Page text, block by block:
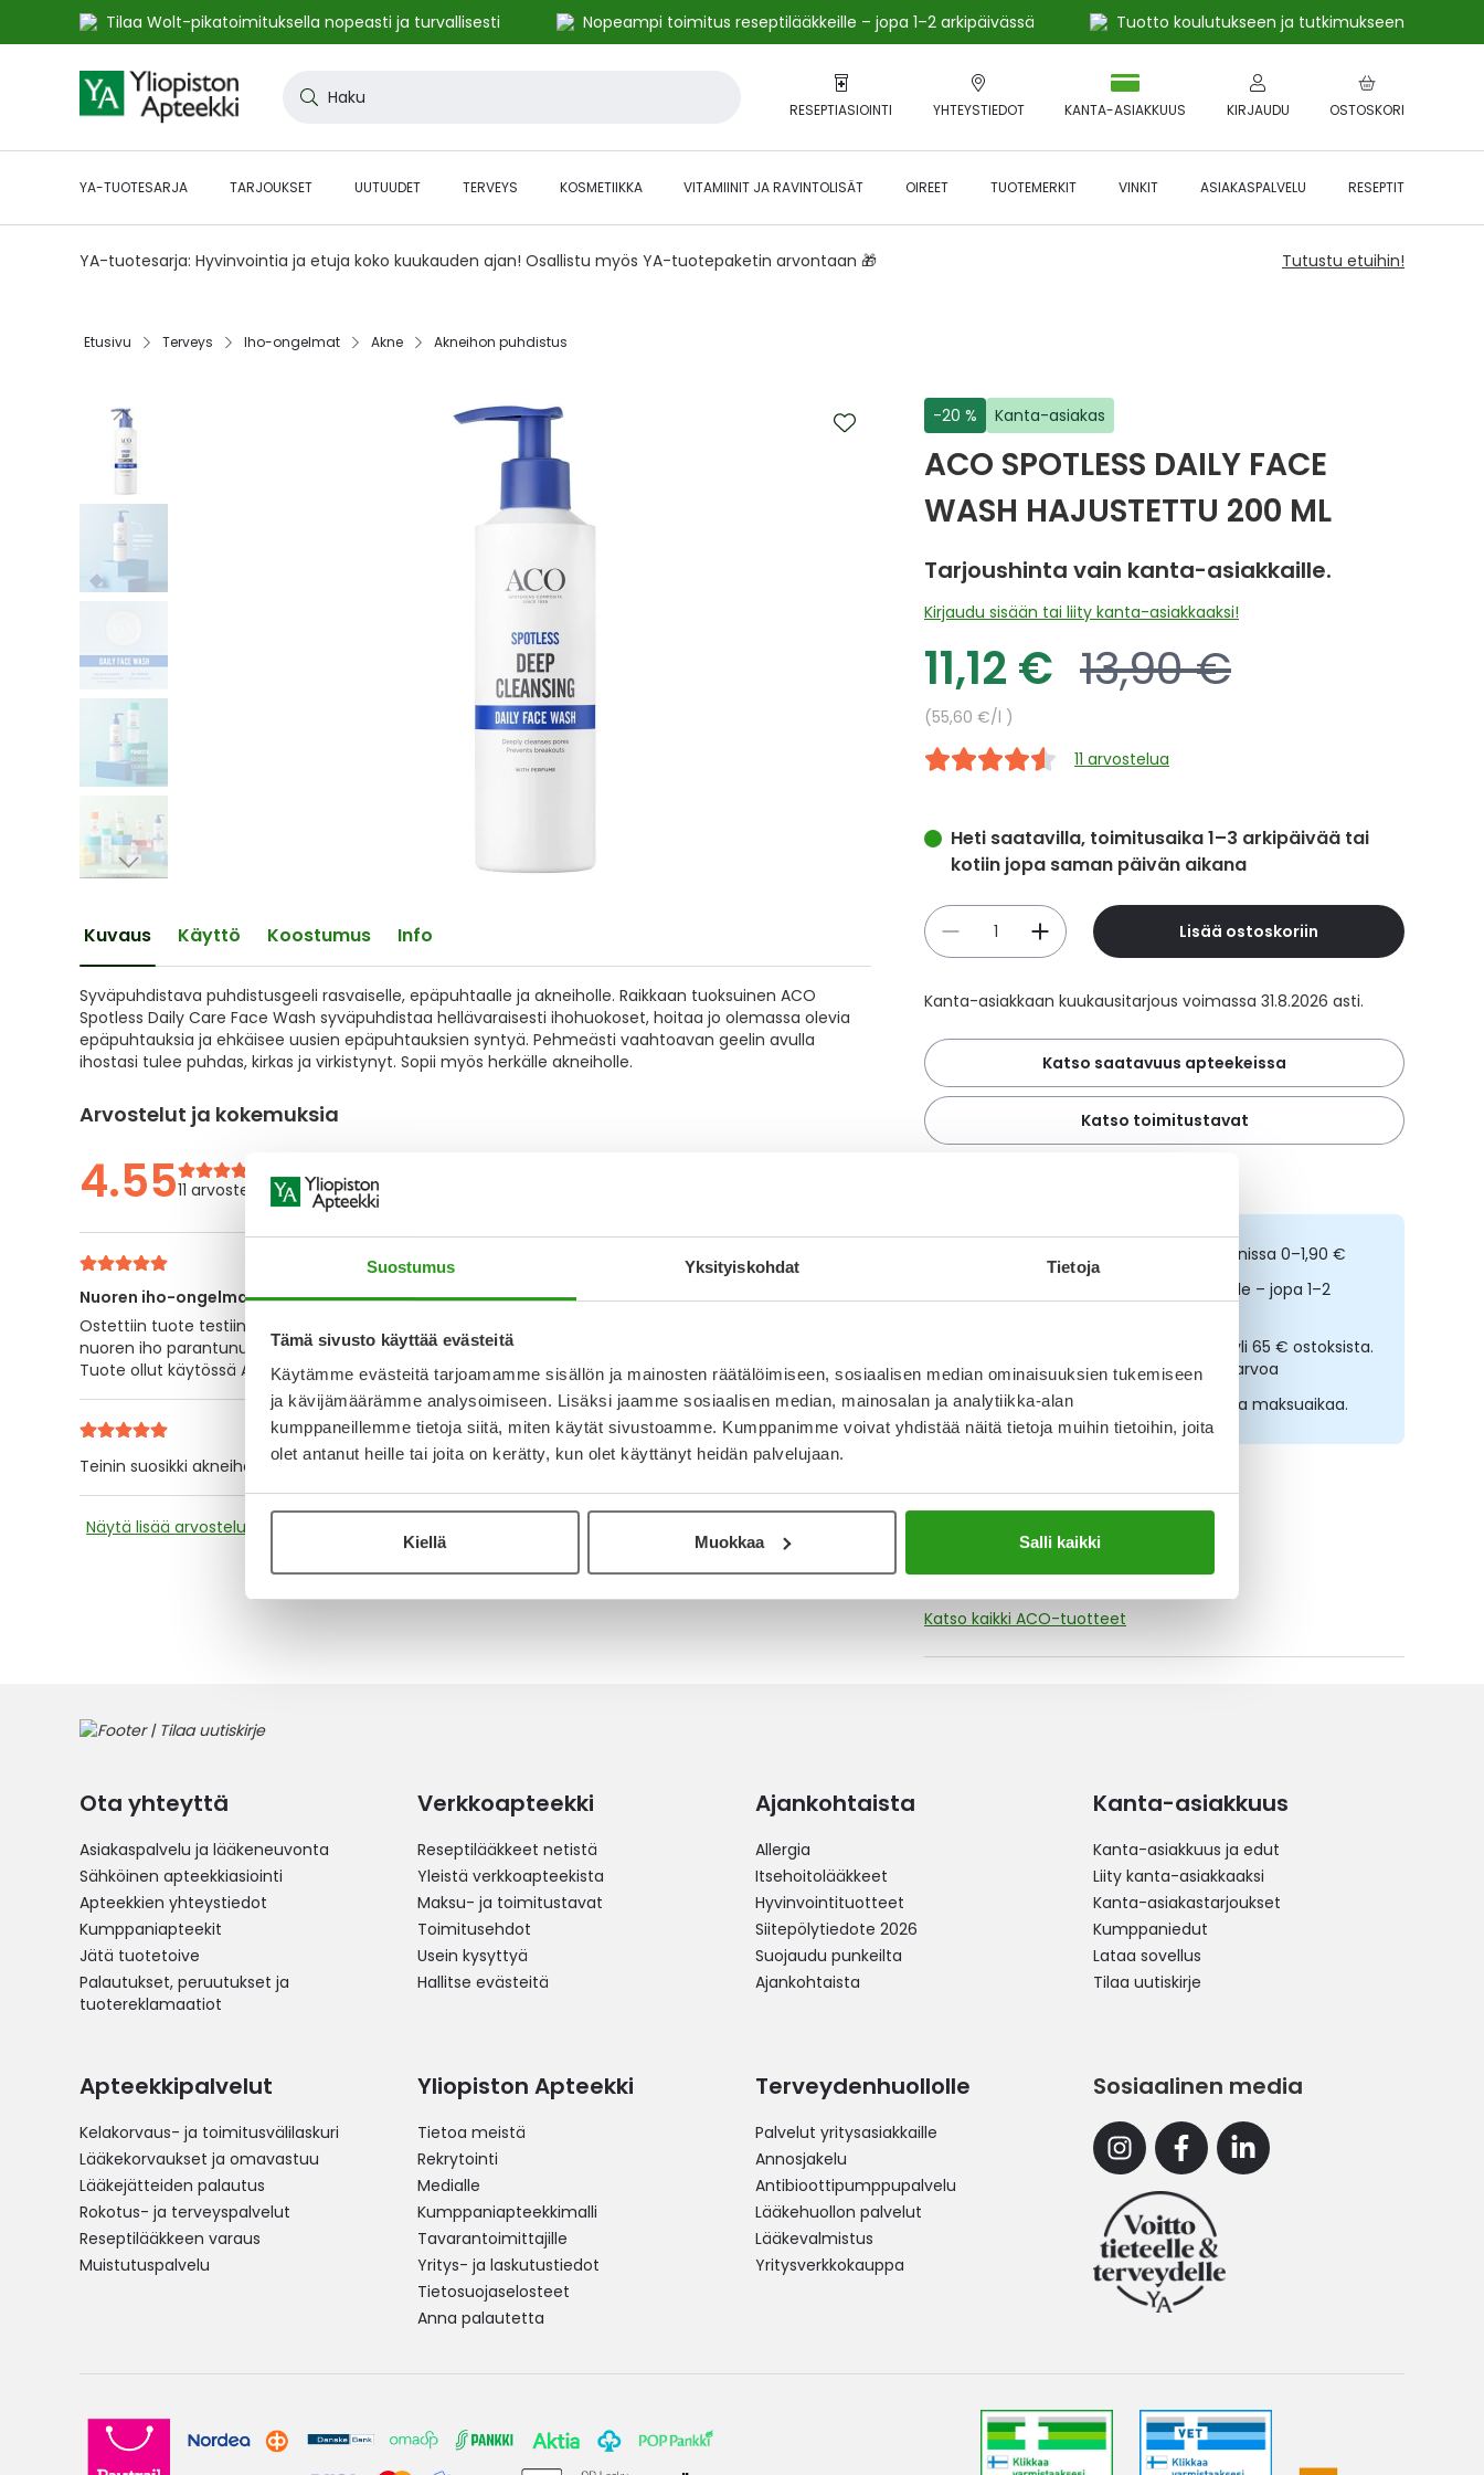
Suostumus Yksityiskohdat Tietoja
Tämä sivusto käyttää evästeitä
Käytämme evästeitä tarjoamamme sisällön ja mainosten räätälöimiseen, sosiaalisen median ominaisuuksien tukemiseen
ja kävijämäärämme analysoimiseen. Lisäksi jaamme sosiaalisen median, mainosalan ja analytiikka-alan
kumppaneillemme tietoja siitä, miten käytät sivustoamme. Kumppanimme voivat yhdistää näitä tietoja muihin tietoihin, joita
olet antanut heille tai joita on kerätty, kun olet käyttänyt heidän palvelujaan.
Kiellä Muokkaa Salli kaikki
Tilaa Wolt-pikatoimituksella nopeasti ja turvallisesti Nopeampi toimitus reseptilääkkeille – jopa 1–2 arkipäivässä
Tuotto koulutukseen ja tutkimukseen
to
Content
RESEPTIASIOINTI YHTEYSTIEDOT OSTOSKORI
KANTA-ASIAKKUUS KIRJAUDU
YA-TUOTESARJA TARJOUKSET UUTUUDET TERVEYS KOSMETIIKKA VITAMIINIT JA RAVINTOLISÄT OIREET TUOTEMERKIT VINKIT ASIAKASPALVELU RESEPTIT
YA-tuotesarja: Hyvinvointia ja etuja koko kuukauden ajan! Osallistu myös YA-tuotepaketin arvontaan 🎁 Tutustu etuihin!
Etusivu‎ Terveys‎ Iho-ongelmat‎ Akne‎ Akneihon puhdistus‎
images
gallery
the
the
images
gallery
Kuvaus Käyttö Koostumus Info
Syväpuhdistava puhdistusgeeli rasvaiselle, epäpuhtaalle ja akneiholle. Raikkaan tuoksuinen ACO
Spotless Daily Care Face Wash syväpuhdistaa hellävaraisesti ihohuokoset, hoitaa jo olemassa olevia
epäpuhtauksia ja ehkäisee uusien epäpuhtauksien syntyä. Pehmeästi vaahtoavan geelin avulla
ihostasi tulee puhdas, kirkas ja virkistynyt. Sopii myös herkälle akneiholle.
Arvostelut ja kokemuksia
4.5511 arvostelua
Nuoren iho-ongelmat
Ostettiin tuote testiin nuoren iho-ongelmien vuoksi. Tuote ollut käytössä nyt kolmisen viikkoa ja
nuoren iho parantunut hyvin. Otsasta joka oli suurin ongelmakohta on näpyt hävinneet kokonaan.
Tuote ollut käytössä ACO Spotless daily face tonerin kanssa. Hyvä tuote ja meillä jatkossakin käytössä.
1.9.2025
Teinin suosikki akneiholle.
Näytä lisää arvosteluja
-20 % Kanta-asiakas
ACO SPOTLESS DAILY FACE
WASH HAJUSTETTU 200 ML
Tarjoushinta vain kanta-asiakkaille.
Kirjaudu sisään tai liity kanta-asiakkaaksi!
Tarjoushinta
11,12 € Normaalihinta
13,90 €
Yksikköhinta
55,60 €/l
11 arvostelua
Heti saatavilla, toimitusaika 1–3 arkipäivää tai
kotiin jopa saman päivän aikana
Määrä
Lisää ostoskoriin
Kanta-asiakkaan kuukausitarjous voimassa 31.8.2026 asti.
Katso saatavuus apteekeissa
Katso toimitustavat
Tilaa netistä, nouda kolmessa tunnissa 0–1,90 €
Nopeampi toimitus reseptilääkkeille – jopa 1–2
Ilmainen toimitus noutopisteisiin yli 65 € ostoksista.
Lääkkeet eivät kerrytä ostoskorin arvoa
Osta nyt, saat 45 päivää korotonta maksuaikaa.
Katso kaikki ACO-tuotteet
Ota yhteyttä
Asiakaspalvelu ja lääkeneuvonta
Sähköinen apteekkiasiointi
Apteekkien yhteystiedot
Kumppaniapteekit
Jätä tuotetoive
Palautukset, peruutukset ja
tuotereklamaatiot
Verkkoapteekki
Reseptilääkkeet netistä
Yleistä verkkoapteekista
Maksu- ja toimitustavat
Toimitusehdot
Usein kysyttyä
Hallitse evästeitä
Ajankohtaista
Allergia
Itsehoitolääkkeet
Hyvinvointituotteet
Siitepölytiedote 2026
Suojaudu punkeilta
Ajankohtaista
Kanta-asiakkuus
Kanta-asiakkuus ja edut
Liity kanta-asiakkaaksi
Kanta-asiakastarjoukset
Kumppaniedut
Lataa sovellus
Tilaa uutiskirje
Apteekkipalvelut
Kelakorvaus- ja toimitusvälilaskuri
Lääkekorvaukset ja omavastuu
Lääkejätteiden palautus
Rokotus- ja terveyspalvelut
Reseptilääkkeen varaus
Muistutuspalvelu
Yliopiston Apteekki
Tietoa meistä
Rekrytointi
Medialle
Kumppaniapteekkimalli
Tavarantoimittajille
Yritys- ja laskutustiedot
Tietosuojaselosteet
Anna palautetta
Terveydenhuollolle
Palvelut yritysasiakkaille
Annosjakelu
Antibioottipumppupalvelu
Lääkehuollon palvelut
Lääkevalmistus
Yritysverkkokauppa
Sosiaalinen media
InstagramFacebookLinkedin